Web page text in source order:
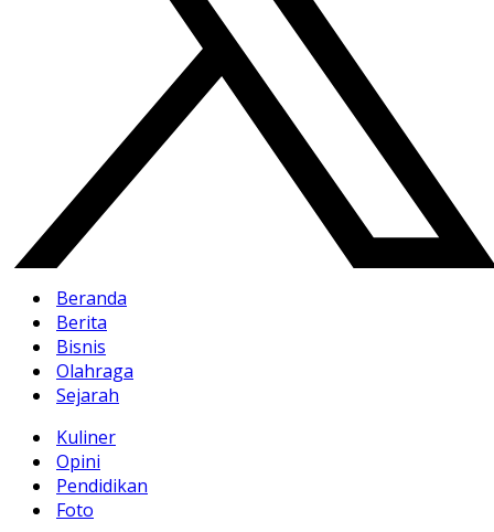
Beranda
Berita
Bisnis
Olahraga
Sejarah
Kuliner
Opini
Pendidikan
Foto